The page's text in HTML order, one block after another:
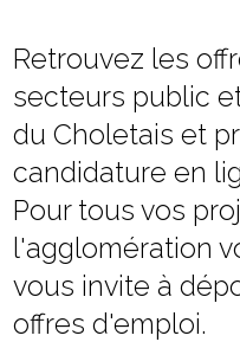
Retrouvez les
secteurs public
du Choletais et
candidature en
Pour tous vos
l'agglomération
vous invite à
offres d'emploi.